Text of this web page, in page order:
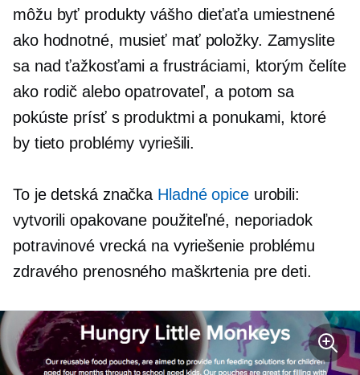
môžu byť produkty vášho dieťaťa umiestnené
ako hodnotné, musieť maťpoložky. Zamyslite
sa nad ťažkosťami a frustráciami, ktorým čelíte
ako rodič alebo opatrovateľ, a potom sa
pokúste prísť s produktmi a ponukami, ktoré
by tieto problémy vyriešili.
To je detská značka Hladné opiceurobili:
vytvorili opakovane použiteľné, neporiadok
potravinové vrecká na vyriešenie problému
zdravého prenosného maškrtenia pre deti.